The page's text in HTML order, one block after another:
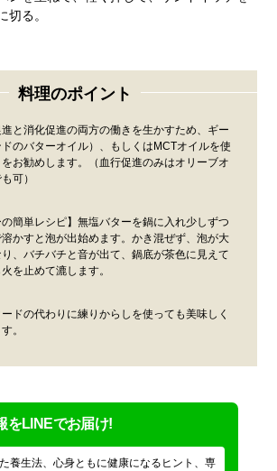
切る。
料理のポイント
進と消化促進の両方の働きを生かすため、ギー
ドのバターオイル）、もしくはMCTオイルを使
をお勧めします。（血行促進のみはオリーブオ
可）
の簡単レシピ】無塩バターを鍋に入れ少しずつ
かすと泡が出始めます。かき混ぜず、泡が大
り、バチバチと音が出て、鍋底が茶色に見えて
を止めて漉します。
ドの代わりに練りからしを使っても美味しく
。
をLINEでお届け!
養生法、心身ともに健康になるヒント、専